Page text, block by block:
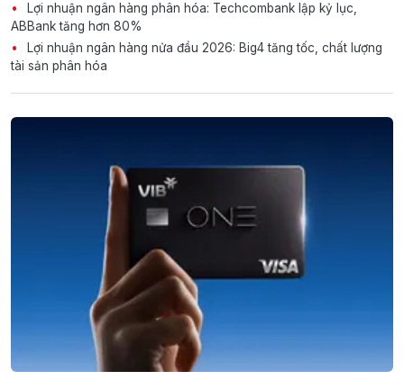
Lợi nhuận ngân hàng phân hóa: Techcombank lập kỷ lục,
ABBank tăng hơn 80%
Lợi nhuận ngân hàng nửa đầu 2026: Big4 tăng tốc, chất lượng
tài sản phân hóa